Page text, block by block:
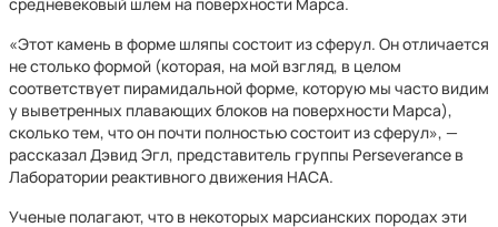
«Этот камень в форме шляпы состоит из сферул. Он отличается
не столько формой (которая, на мой взгляд, в целом
соответствует пирамидальной форме, которую мы часто видим
у выветренных плавающих блоков на поверхности Марса),
сколько тем, что он почти полностью состоит из сферул», —
рассказал Дэвид Эгл, представитель группы Perseverance в
Лаборатории реактивного движения НАСА.
Ученые полагают, что в некоторых марсианских породах эти